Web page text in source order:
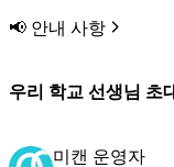
📢 안내 사항
우리 학교 선생님 초
미캔 운영자